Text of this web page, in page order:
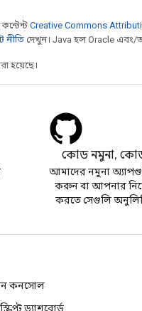
Creative Commons
নীতি দেখুন। Java হল Oracle এবং/
হয়েছে।
কোড নমুনা,
আমাদের নমুনা
করুন বা আপনার
করতে সেগুলি
কনসোল
ড্যাশবোর্ড